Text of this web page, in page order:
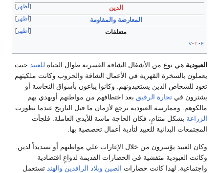
أظهر الدين
أظهر المعارضة والمقاومة
أظهر متعلقات
v t e
العبودية هي نوع من الأشغال الشاقة القسرية طوال الحياة للعبيد حيث
يعملون بالسخرة القهرية في الأعمال الشاقة والحروب وكانت ملكيتهم
تعود للشخاص الذين يستعبدونهم. وكانوا يباعون بأسواق النخاسة أو
يشترون في تجارة الرقيق بعد اختطافهم من مواطنهم أويهدي بهم
مالكوهم. وممارسة العبودية ترجع لأزمان ما قبل التاريخ عندما تطورت
الزراعة بشكل متنامٍ، فكان الحاجة ماسة للأيدي العاملة. فلجأت
المجتمعات البدائية للعبيد لتأدية أعمال تخصصية بها.
وكان العبيد يؤسرون من خلال الإغارات علي مواطنهم أو تسديداً لدين.
وكانت العبودية متفشية في الحضارات القديمة لدواعٍ اقتصادية
واجتماعية. لهذا كانت حضارات الصين وبلاد الرافدين والهند تستعمل